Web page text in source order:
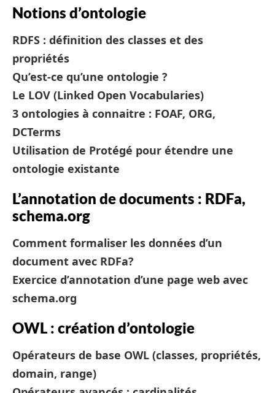
Notions d’ontologie
RDFS : définition des classes et des
propriétés
Qu’est-ce qu’une ontologie ?
Le LOV (Linked Open Vocabularies)
3 ontologies à connaitre : FOAF, ORG,
DCTerms
Utilisation de Protégé pour étendre une
ontologie existante
L’annotation de documents : RDFa,
schema.org
Comment formaliser les données d’un
document avec RDFa?
Exercice d’annotation d’une page web avec
schema.org
OWL : création d’ontologie
Opérateurs de base OWL (classes, propriétés,
domain, range)